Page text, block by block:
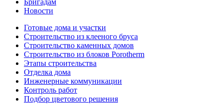
Бригадам
Новости
Готовые дома и участки
Строительство из клееного бруса
Строительство каменных домов
Строительство из блоков Porotherm
Этапы строительства
Отделка дома
Инженерные коммуникации
Контроль работ
Подбор цветового решения